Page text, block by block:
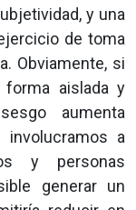
y una
de toma
Obviamente, si
aislada y
aumenta
involucramos a
y personas
generar un